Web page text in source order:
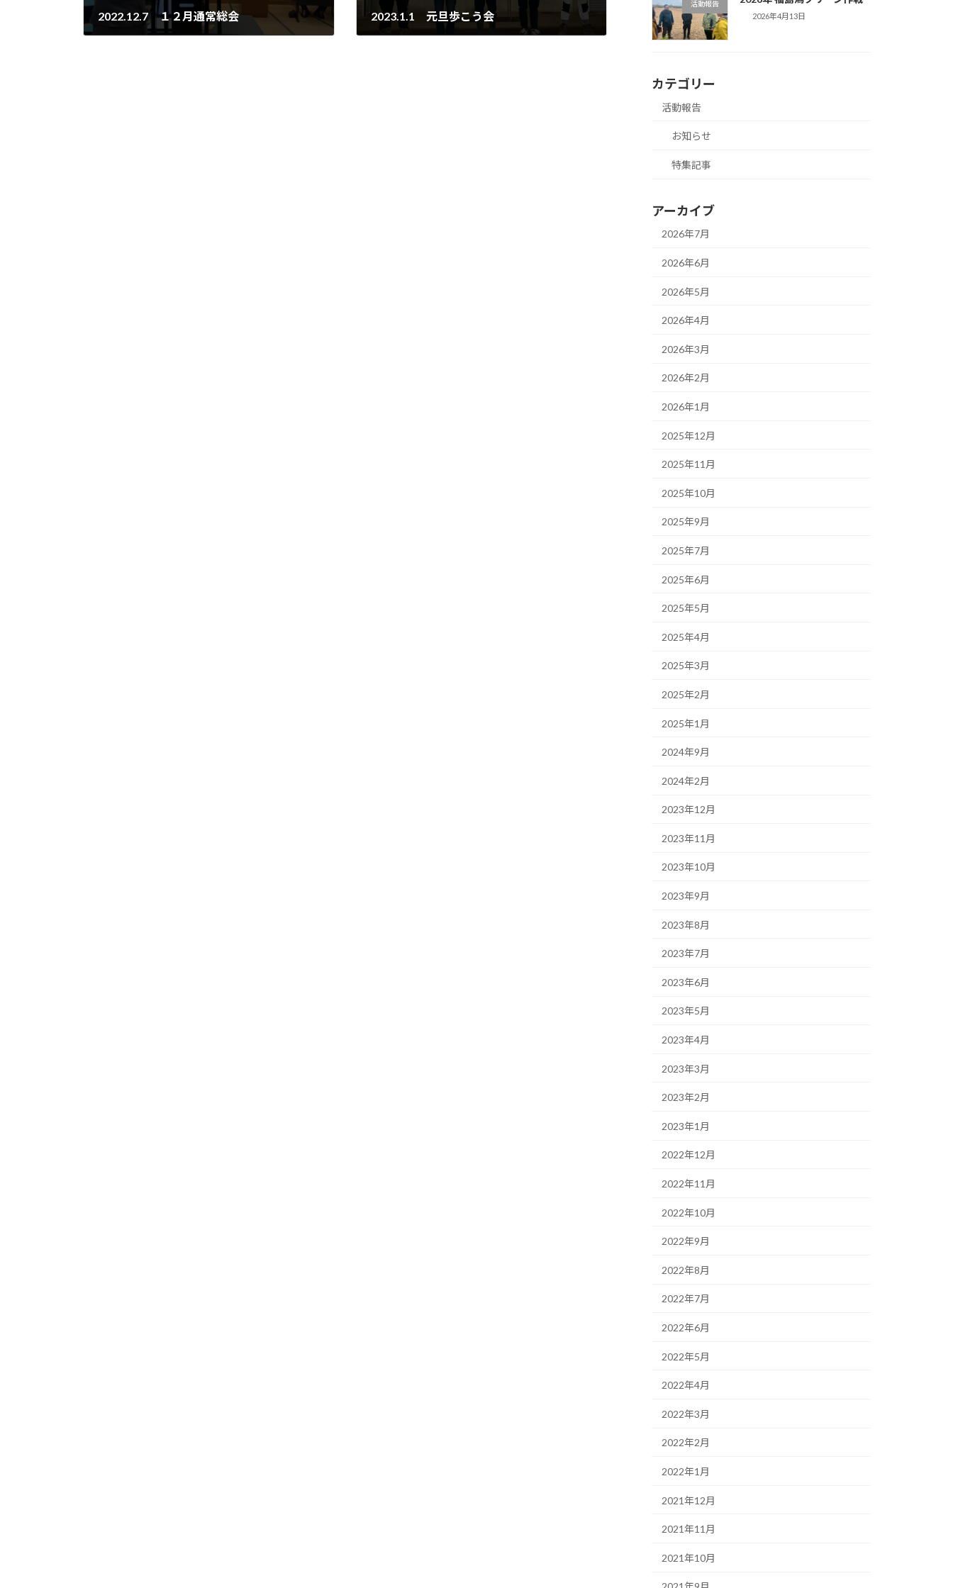
2022.12.7 １２月通常総会 2023.1.1 元旦歩こう会
活動報告
2026年4月13日
カテゴリー
活動報告
お知らせ
特集記事
アーカイブ
2026年7月
2026年6月
2026年5月
2026年4月
2026年3月
2026年2月
2026年1月
2025年12月
2025年11月
2025年10月
2025年9月
2025年7月
2025年6月
2025年5月
2025年4月
2025年3月
2025年2月
2025年1月
2024年9月
2024年2月
2023年12月
2023年11月
2023年10月
2023年9月
2023年8月
2023年7月
2023年6月
2023年5月
2023年4月
2023年3月
2023年2月
2023年1月
2022年12月
2022年11月
2022年10月
2022年9月
2022年8月
2022年7月
2022年6月
2022年5月
2022年4月
2022年3月
2022年2月
2022年1月
2021年12月
2021年11月
2021年10月